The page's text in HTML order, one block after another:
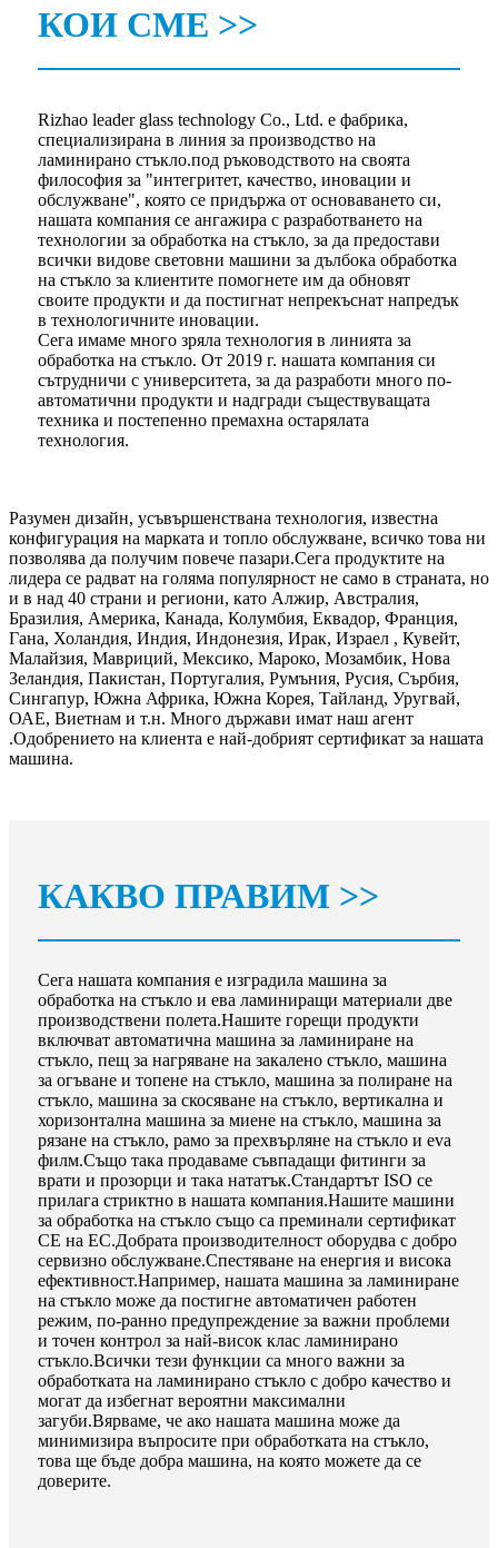
КОИ СМЕ >>
Rizhao leader glass technology Co., Ltd. е фабрика,
специализирана в линия за производство на
ламинирано стъкло.под ръководството на своята
философия за "интегритет, качество, иновации и
обслужване", която се придържа от основаването си,
нашата компания се ангажира с разработването на
технологии за обработка на стъкло, за да предостави
всички видове световни машини за дълбока обработка
на стъкло за клиентите помогнете им да обновят
своите продукти и да постигнат непрекъснат напредък
в технологичните иновации.
Сега имаме много зряла технология в линията за
обработка на стъкло. От 2019 г. нашата компания си
сътрудничи с университета, за да разработи много по-
автоматични продукти и надгради съществуващата
техника и постепенно премахна остарялата
технология.
Разумен дизайн, усъвършенствана технология, известна
конфигурация на марката и топло обслужване, всичко това ни
позволява да получим повече пазари.Сега продуктите на
лидера се радват на голяма популярност не само в страната, но
и в над 40 страни и региони, като Алжир, Австралия,
Бразилия, Америка, Канада, Колумбия, Еквадор, Франция,
Гана, Холандия, Индия, Индонезия, Ирак, Израел , Кувейт,
Малайзия, Мавриций, Мексико, Мароко, Мозамбик, Нова
Зеландия, Пакистан, Португалия, Румъния, Русия, Сърбия,
Сингапур, Южна Африка, Южна Корея, Тайланд, Уругвай,
ОАЕ, Виетнам и т.н. Много държави имат наш агент
.Одобрението на клиента е най-добрият сертификат за нашата
машина.
КАКВО ПРАВИМ >>
Сега нашата компания е изградила машина за
обработка на стъкло и ева ламиниращи материали две
производствени полета.Нашите горещи продукти
включват автоматична машина за ламиниране на
стъкло, пещ за нагряване на закалено стъкло, машина
за огъване и топене на стъкло, машина за полиране на
стъкло, машина за скосяване на стъкло, вертикална и
хоризонтална машина за миене на стъкло, машина за
рязане на стъкло, рамо за прехвърляне на стъкло и eva
филм.Също така продаваме съвпадащи фитинги за
врати и прозорци и така нататък.Стандартът ISO се
прилага стриктно в нашата компания.Нашите машини
за обработка на стъкло също са преминали сертификат
CE на ЕС.Добрата производителност оборудва с добро
сервизно обслужване.Спестяване на енергия и висока
ефективност.Например, нашата машина за ламиниране
на стъкло може да постигне автоматичен работен
режим, по-ранно предупреждение за важни проблеми
и точен контрол за най-висок клас ламинирано
стъкло.Всички тези функции са много важни за
обработката на ламинирано стъкло с добро качество и
могат да избегнат вероятни максимални
загуби.Вярваме, че ако нашата машина може да
минимизира въпросите при обработката на стъкло,
това ще бъде добра машина, на която можете да се
доверите.